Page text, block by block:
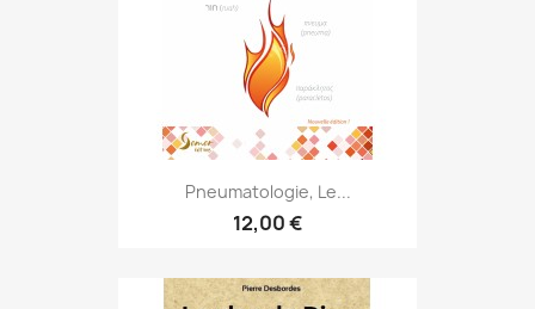
Pneumatologie, Le...
12,00 €